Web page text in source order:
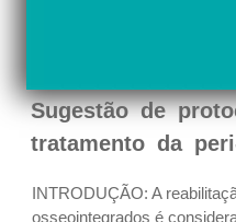
Sugestão de
tratamento da
INTRODUÇÃO: A
osseointegrados é